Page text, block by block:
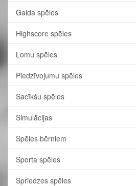
Galda spēles
Highscore spēles
Lomu spēles
Piedzīvojumu spēles
Sacīkšu spēles
Simulācijas
Spēles bērniem
Sporta spēles
Spriedzes spēles